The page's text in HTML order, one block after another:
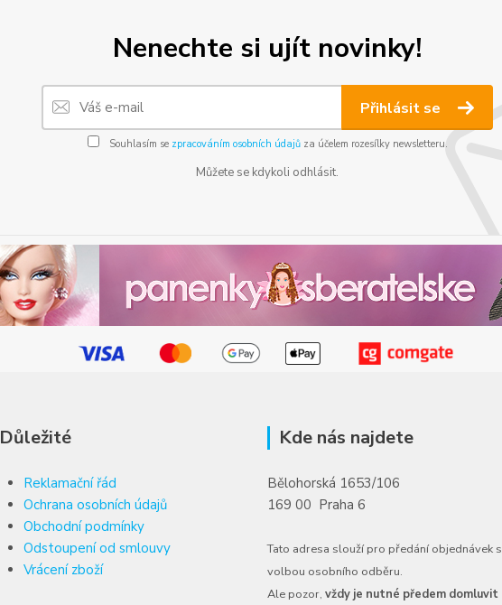
Nenechte si ujít novinky!
Přihlásit se
Souhlasím se zpracováním osobních údajůza účelem rozesílky newsletteru.
Můžete se kdykoli odhlásit.
Důležité
Reklamační řád
Ochrana osobních údajů
Obchodní podmínky
Odstoupení od smlouvy
Vrácení zboží
Kde nás najdete
Bělohorská 1653/106
169 00 Praha 6
Tato adresa slouží pro předání objednávek s
volbou osobního odběru.
Ale pozor, vždy je nutné předem domluvit